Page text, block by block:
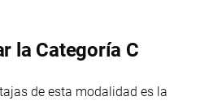
la Categoría C
de esta modalidad es la